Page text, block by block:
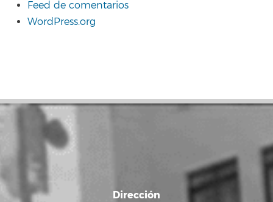
Feed de comentarios
WordPress.org
Dirección